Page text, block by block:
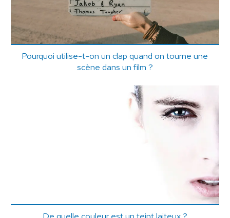
Pourquoi utilise-t-on un clap quand on tourne une
scène dans un film ?